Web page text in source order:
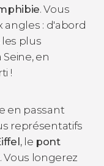
. Vous
angles : d'abord
plus
en
!
en passant
représentatifs
, le pont
. Vous longerez